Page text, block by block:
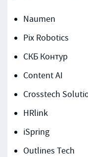
Naumen
Pix Robotics
СКБ Контур
Content AI
Crosstech
HRlink
iSpring
Outlines Tech